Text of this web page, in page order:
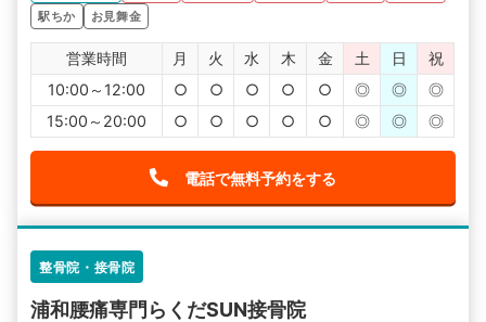
駅ちか
お見舞金
営業時間 月 火 水 木 金 土 日
祝
10:00～12:00
○ ○ ○ ○ ○ ◎ ◎
◎
15:00～20:00
○ ○ ○ ○ ○ ◎ ◎ ◎
電話で無料予約をする
整骨院・接骨院
浦和腰痛専門らくだSUN接骨院